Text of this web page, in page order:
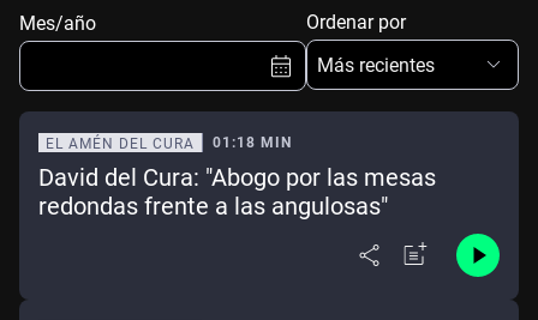
Mes/año
Ene Mar Abr
Ordenar por
Más recientes
EL AMÉN DEL CURA 01:18 MIN
David del Cura: "Abogo por las mesas
redondas frente a las angulosas"